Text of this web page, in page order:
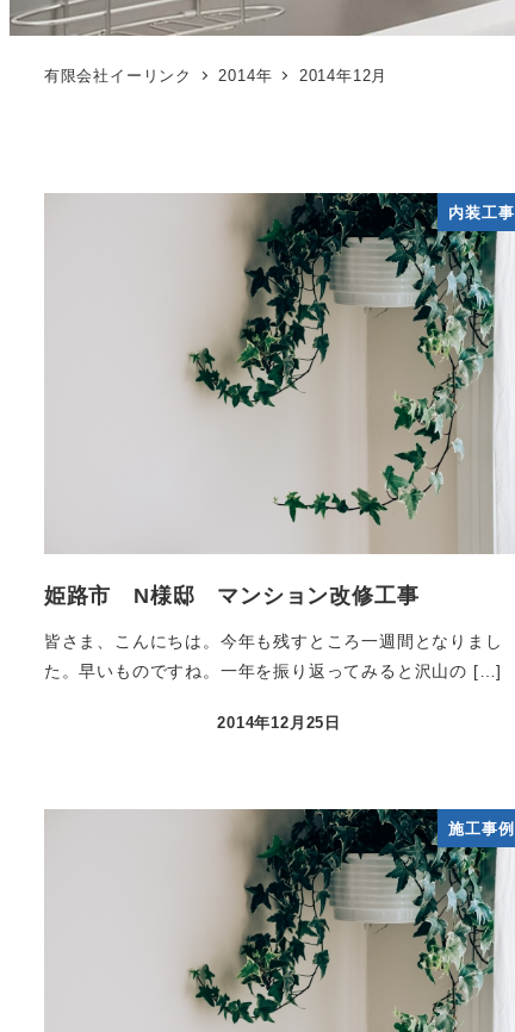
有限会社イーリンク 2014年 2014年12月
内装工事
姫路市 N様邸 マンション改修工事
皆さま、こんにちは。今年も残すところ一週間となりまし
た。早いものですね。一年を振り返ってみると沢山の […]
2014年12月25日
施工事例